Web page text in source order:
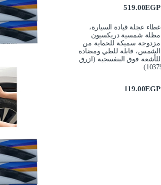
519.00EGP
غطاء عجلة قيادة السيارة،
مظلة شمسية دريكسيون
مزدوجة سميكة للحماية من
الشمس، قابلة للطي ومضادة
للأشعة فوق البنفسجية (ازرق
119.00EGP